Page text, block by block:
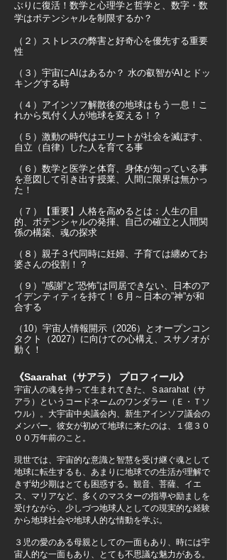
ぶりに復活！数学と心理学と哲学と、数字・数
学はポテンシャルを制限するか？
（２）ストレスの弊害と好奇心を優先する重要
性
（３）宇宙にAIはあるか？ 水の叡智がAIとドッ
キングする時
（４）アインソフ解散後の地球はもう一息！こ
れから気付く人が地球を変える！？
（５）激動の時代はエリートが社会を滅ぼす、
自立（自律）した人を育てる事
（６）数学と医学と体育、身体が知っている事
を意図して引き出す授業、人間に限界は無かっ
た！
（７）【重要】人格を高めるとは：人生の目
的、ポテンシャルの発揮、自己の確立と人間関
係の構築、魂の探求
（８）親子３代同時に妊婦、子育ては纏めてお
婆さんの役割！？
（９）”感謝”と”恐怖”は同居できない、日本のア
イデンティティを持て！６月～日本の”神”が和
合する
（10）宇宙人情報開示（2026）とオープンコン
タクト（2027）に向けての心構え、スサノオが
動く！
《Saarahat（サアラ） プロフィール》
宇宙人の魂を持って生まれてきた、Ｓaarahat（サ
アラ）というコードネームのワンダラー（Ｅ・Ｔソ
ウル）。大宇宙中央議会内、新生アインソフ議会の
メンバー。彼女が初めて地球に来たのは、１億３０
００万年前のこと。
現世では、宇宙的な意識と智慧を受け継ぐ魂として
地球に転生するも、あまりに地球での生活が理解で
きず幼少期はとても困惑する。観音、菩薩、イエ
ス、マリアなど、多くのマスターの指導や励ましを
受けながら、少しづつ地球人としての現実的な経験
から地球社会や地球人的な情動を学ぶ。
３児の愛のある母親としての一面もあり、時には宇
宙人的な一面もあり、とても不思議な魅力がある。